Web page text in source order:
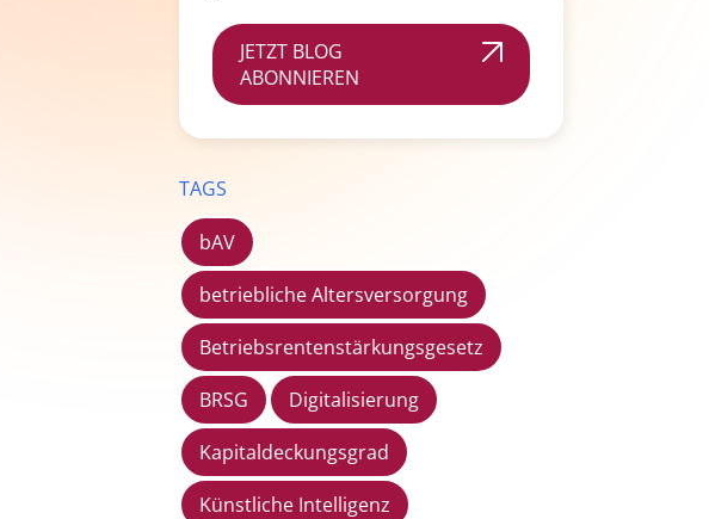
JETZT BLOG
ABONNIEREN
TAGS
bAV
betriebliche Altersversorgung
Betriebsrentenstärkungsgesetz
BRSG
Digitalisierung
Kapitaldeckungsgrad
Künstliche Intelligenz